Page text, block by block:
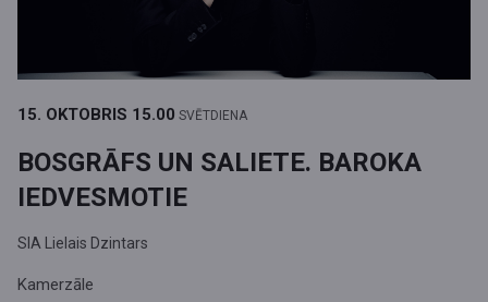
15. OKTOBRIS 15.00 SVĒTDIENA
BOSGRĀFS UN SALIETE. BAROKA
IEDVESMOTIE
SIA Lielais Dzintars
Kamerzāle